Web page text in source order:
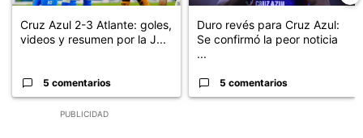
PUBLICIDAD
Cruz Azul 2-3 Atlante: goles,
videos y resumen por la J...
5 comentarios
Duro revés para Cruz Azul:
Se confirmó la peor noticia
...
5 comentarios